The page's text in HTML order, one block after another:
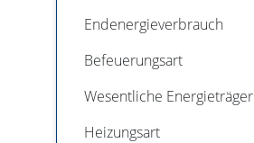
Endenergieverbrauch
Befeuerungsart
Wesentliche Energieträger
Heizungsart